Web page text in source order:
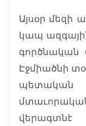
Այսօր մեզի
կապ
գործնական
Էջմիածնի
պետական